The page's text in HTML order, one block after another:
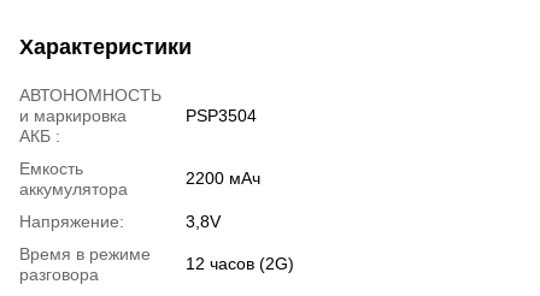
Характеристики
АВТОНОМНОСТЬ
и маркировка
АКБ :
PSP3504
Емкость
аккумулятора
2200 мАч
Напряжение:
3,8V
Время в режиме
разговора
12 часов (2G)